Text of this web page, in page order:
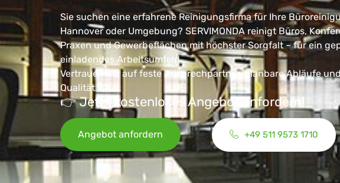
Sie suchen eine erfahrene Reinigungsfirma für Ihre
Hannover oder Umgebung? SERVIMONDA reinigt Büros,
Praxen und Gewerbeflächen mit höchster Sorgfalt – für ein
einladendes Arbeitsumfeld.
Vertrauen Sie auf feste Ansprechpartner, planbare Abläufe
Qualität.
👉 Jetzt kostenloses Angebot anfordern!
Angebot anfordern +49 511 9573 1710